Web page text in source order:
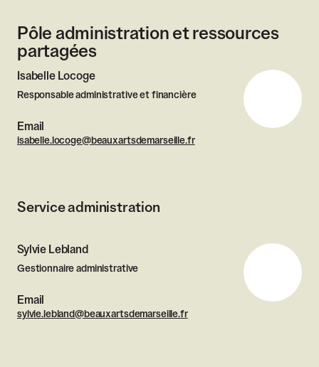
Pôle administration et ressources
partagées
Isabelle Locoge
Responsable administrative et financière
Email
isabelle.locoge@beauxartsdemarseille.fr
Service administration
Sylvie Lebland
Gestionnaire administrative
Email
sylvie.lebland@beauxartsdemarseille.fr